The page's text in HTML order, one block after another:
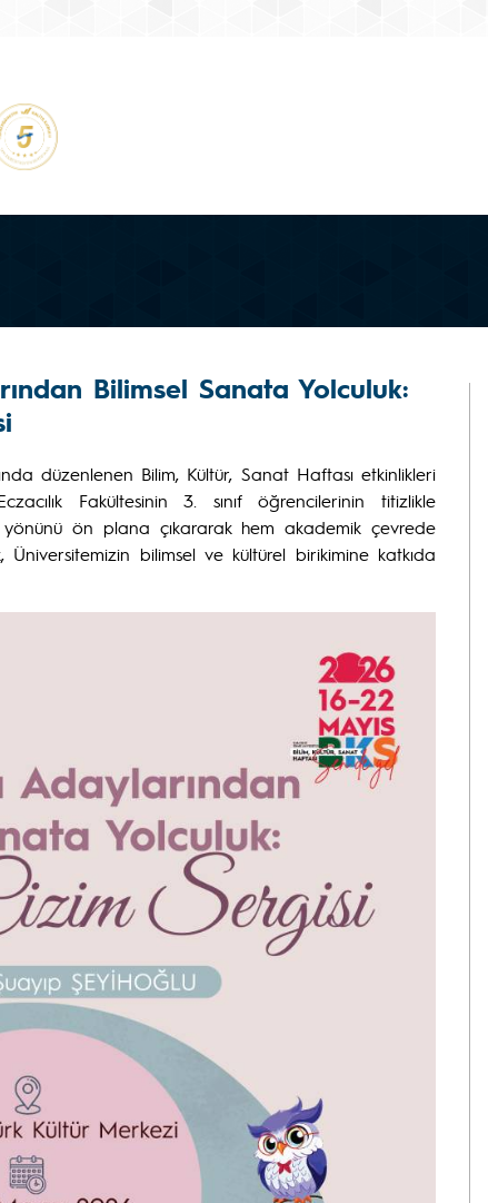
Bilimsel Sanata Yolculuk:
düzenlenen Bilim, Kültür, Sanat Haftası etkinlikleri
Fakültesinin 3. sınıf öğrencilerinin titizlikle
yönünü ön plana çıkararak hem akademik çevrede
bilimsel ve kültürel birikimine katkıda